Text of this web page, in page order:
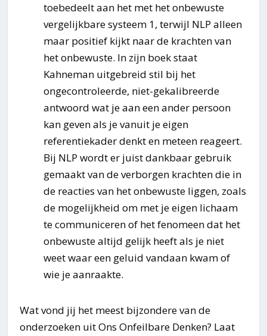
toebedeelt aan het met het onbewuste
vergelijkbare systeem 1, terwijl NLP alleen
maar positief kijkt naar de krachten van
het onbewuste. In zijn boek staat
Kahneman uitgebreid stil bij het
ongecontroleerde, niet-gekalibreerde
antwoord wat je aan een ander persoon
kan geven als je vanuit je eigen
referentiekader denkt en meteen reageert.
Bij NLP wordt er juist dankbaar gebruik
gemaakt van de verborgen krachten die in
de reacties van het onbewuste liggen, zoals
de mogelijkheid om met je eigen lichaam
te communiceren of het fenomeen dat het
onbewuste altijd gelijk heeft als je niet
weet waar een geluid vandaan kwam of
wie je aanraakte.
Wat vond jij het meest bijzondere van de
onderzoeken uit Ons Onfeilbare Denken? Laat